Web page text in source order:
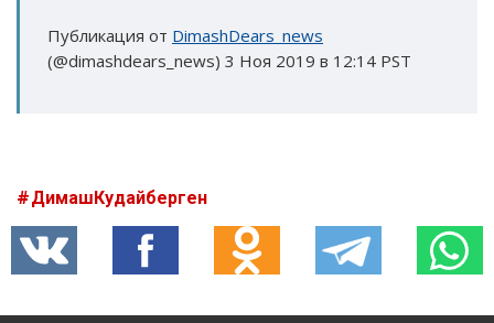
Публикация от DimashDears_news
(@dimashdears_news) 3 Ноя 2019 в 12:14 PST
ДимашКудайберген